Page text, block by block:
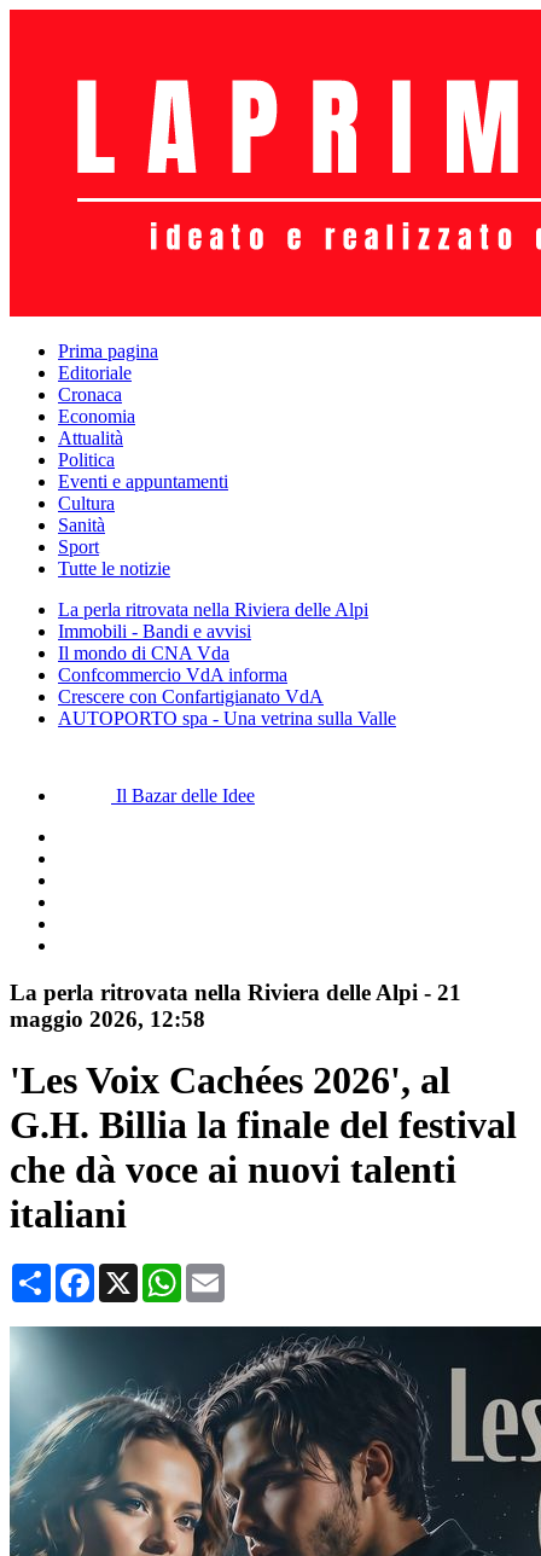
Prima pagina
Editoriale
Cronaca
Economia
Attualità
Politica
Eventi e appuntamenti
Cultura
Sanità
Sport
Tutte le notizie
La perla ritrovata nella Riviera delle Alpi
Immobili - Bandi e avvisi
Il mondo di CNA Vda
Confcommercio VdA informa
Crescere con Confartigianato VdA
AUTOPORTO spa - Una vetrina sulla Valle
Il Bazar delle Idee
La perla ritrovata nella Riviera delle Alpi - 21
maggio 2026, 12:58
'Les Voix Cachées 2026', al
G.H. Billia la finale del festival
che dà voce ai nuovi talenti
italiani
CondividiFacebook
X WhatsApp